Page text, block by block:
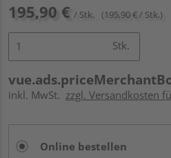
195,90 € / Stk. (195,90 € / Stk.)
Stk.
inkl. MwSt. zzgl. Versandkosten
Online bestellen